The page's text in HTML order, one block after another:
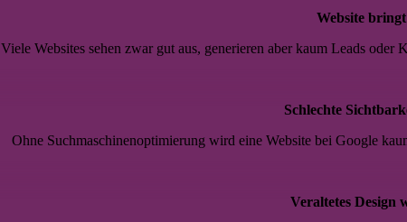
Website
Viele Websites sehen zwar gut aus, generieren aber kaum Leads
Schlechte
Ohne Suchmaschinenoptimierung wird eine Website bei Google
Veraltetes Design